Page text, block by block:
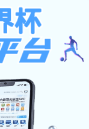
中国）
慧校园